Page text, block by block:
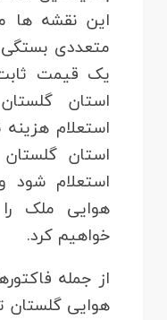
این نقشه ها
متعددی بستگی
یک قیمت
استان
استعلام
استان
استعلام
هوایی ملک
خواهیم کرد.
از جمله
هوایی گلستان